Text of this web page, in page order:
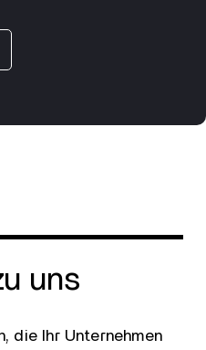
uns
die Ihr Unternehmen